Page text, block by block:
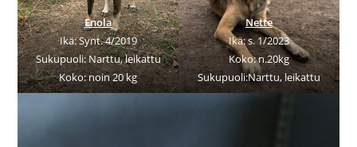
Enola
Ikä: Synt. 4/2019
Sukupuoli: Narttu, leikattu
Koko: noin 20 kg
Nette
Ikä: s. 1/2023
Koko: n.20kg
Sukupuoli:Narttu, leikattu